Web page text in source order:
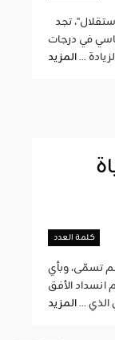
في درجات
...
كلمة العدد
تسمّى، وبأي
انسداد الأفق
...